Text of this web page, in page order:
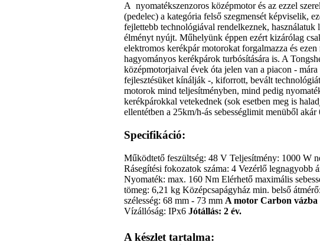
A nyomatékszenzorosközépmotor és az ezzel
(pedelec) a kategória felső szegmensét képviselik,
fejlettebb technológiával rendelkeznek, használatuk
élményt nyújt. Műhelyünk éppen ezért kizárólag
elektromos kerékpár motorokat forgalmazza és
hagyományos kerékpárok turbósítására is. A
középmotorjaival évek óta jelen van a piacon -
fejlesztésüket kínálják -, kiforrott, bevált
motorok mind teljesítményben, mind pedig
kerékpárokkal vetekednek (sok esetben meg is
ellentétben a 25km/h-ás sebességlimit menüből
Specifikáció:
Működtető feszültség: 48 V Teljesítmény: 1000 W
Rásegítési fokozatok száma: 4 Vezérlő legnagyobb
Nyomaték: max. 160 Nm Elérhető maximális
tömeg: 6,21 kg Középcsapágyház min. belső
szélesség: 68 mm - 73 mm A motor Carbon vázba
Vízállóság: IPx6Jótállás: 2 év.
A készlet tartalma: